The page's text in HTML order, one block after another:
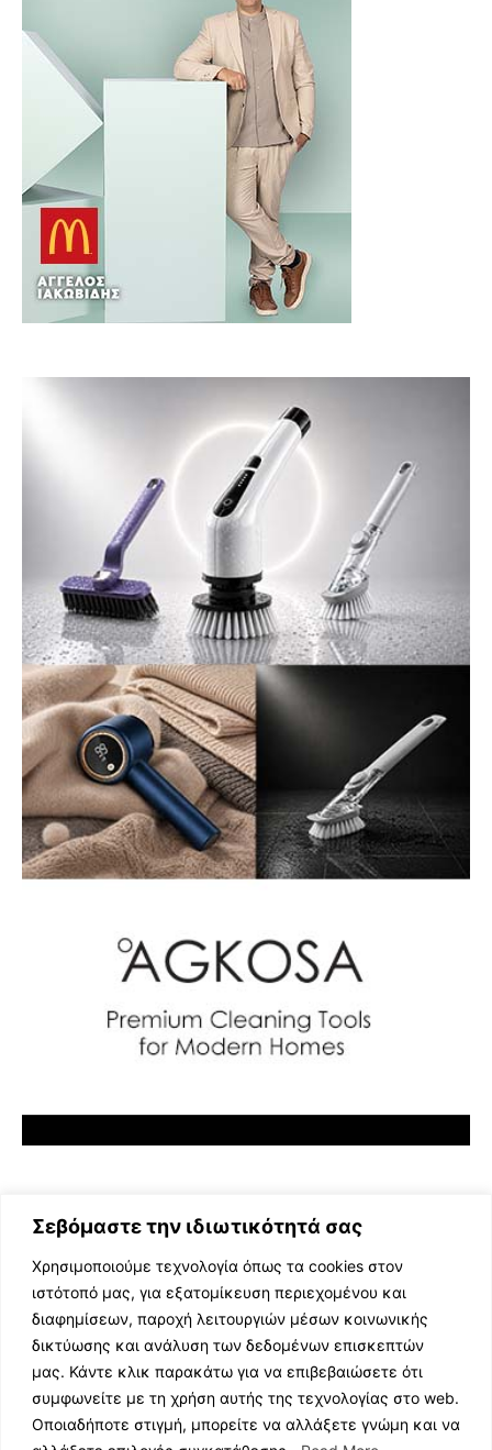
Σεβόμαστε την ιδιωτικότητά σας
Χρησιμοποιούμε τεχνολογία όπως τα cookies στον
ιστότοπό μας, για εξατομίκευση περιεχομένου και
διαφημίσεων, παροχή λειτουργιών μέσων κοινωνικής
δικτύωσης και ανάλυση των δεδομένων επισκεπτών
μας. Κάντε κλικ παρακάτω για να επιβεβαιώσετε ότι
συμφωνείτε με τη χρήση αυτής της τεχνολογίας στο web.
Οποιαδήποτε στιγμή, μπορείτε να αλλάξετε γνώμη και να
ΕΛΛΗΝΙΚΗ ΜΟΥΣΙΚΗ
TV SHOWS
EVENTS
ΘΕΑΤΡΟ